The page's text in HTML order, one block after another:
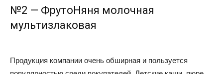
№2 — ФрутоНяня молочная
мультизлаковая
Продукция компании очень обширная и пользуется